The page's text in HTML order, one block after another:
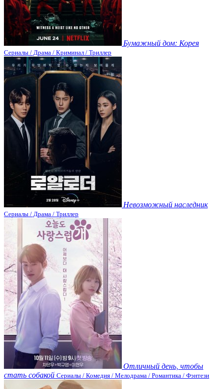
Бумажный дом: Корея
Сериалы / Драма / Криминал / Триллер
Невозможный наследник
Сериалы / Драма / Триллер
Отличный день, чтобы
стать собакой Сериалы / Комедия / Мелодрама / Романтика / Фэнтези